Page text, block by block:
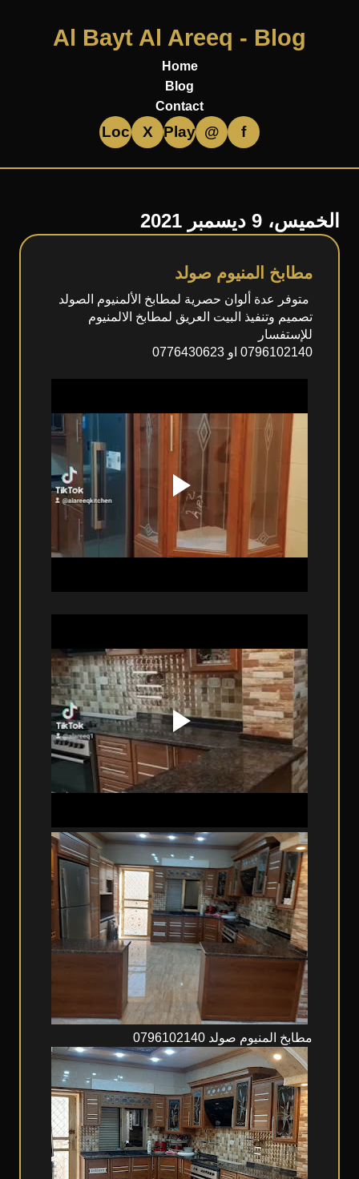
Al Bayt Al Areeq - Blog
Home
Blog
Contact
f
@
Play
X
Loc
الخميس، 9 ديسمبر 2021
مطابخ المنيوم صولد
متوفر عدة ألوان حصرية لمطابخ الألمنيوم الصولد
تصميم وتنفيذ البيت العريق لمطابخ الالمنيوم
للإستفسار
0796102140 او 0776430623
مطابخ المنيوم صولد 0796102140